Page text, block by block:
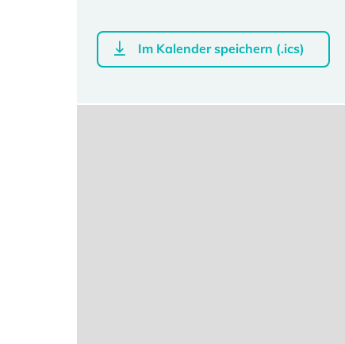
Im Kalender speichern (.ics)